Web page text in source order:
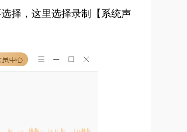
择，这里选择录制【系统声